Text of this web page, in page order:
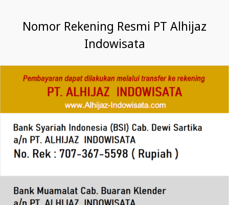
Nomor Rekening Resmi PT Alhijaz
Indowisata